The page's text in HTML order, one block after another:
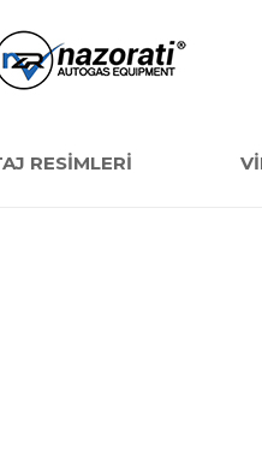
RESİMLERİ